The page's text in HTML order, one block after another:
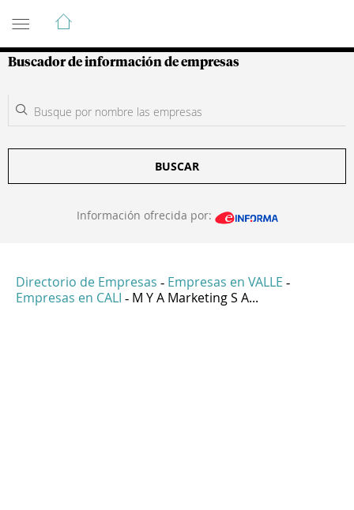
Guía de Empresas Colombianas
Buscador de información de empresas
BUSCAR
Información ofrecida por:
Directorio de Empresas - Empresas en VALLE -
Empresas en CALI - M Y A Marketing S A...